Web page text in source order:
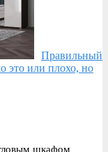
Правильный
это или плохо, но
шкафом